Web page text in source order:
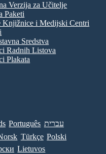
Verzija za Učitelje
Paketi
Knjižnice i Medijski Centri
Sredstva
Radnih Listova
Plakata
Português עברית
Türkçe Polski
Lietuvos